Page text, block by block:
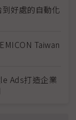
好處的自動化
Taiwan
Ads打造企業